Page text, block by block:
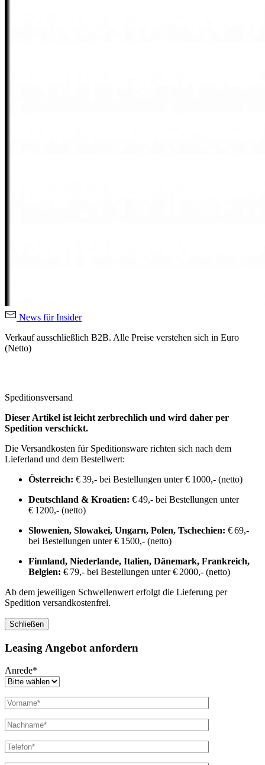
News für Insider
Verkauf ausschließlich B2B. Alle Preise verstehen sich in Euro
(Netto)
Speditionsversand
Dieser Artikel ist leicht zerbrechlich und wird daher per
Spedition verschickt.
Die Versandkosten für Speditionsware richten sich nach dem
Lieferland und dem Bestellwert:
Österreich: € 39,- bei Bestellungen unter € 1000,- (netto)
Deutschland & Kroatien: € 49,- bei Bestellungen unter
€ 1200,- (netto)
Slowenien, Slowakei, Ungarn, Polen, Tschechien: € 69,-
bei Bestellungen unter € 1500,- (netto)
Finnland, Niederlande, Italien, Dänemark, Frankreich,
Belgien: € 79,- bei Bestellungen unter € 2000,- (netto)
Ab dem jeweiligen Schwellenwert erfolgt die Lieferung per
Spedition versandkostenfrei.
Schließen
Leasing Angebot anfordern
Anrede*